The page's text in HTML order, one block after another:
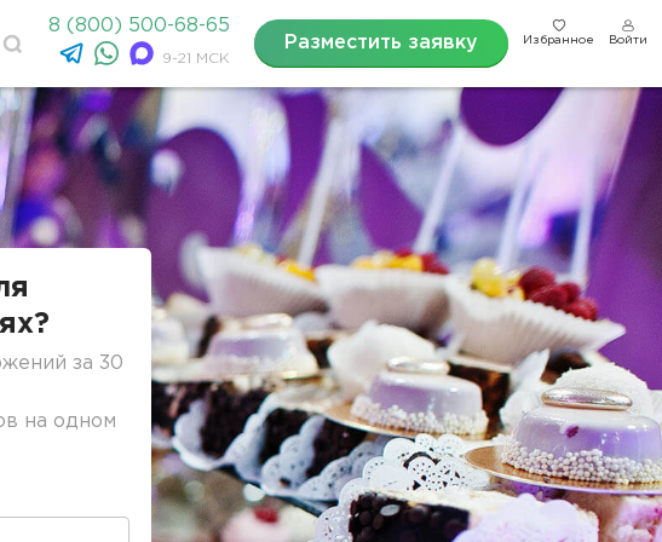
8 (800) 500-68-65
9-21 МСК
Разместить заявку Избранное Войти
за 30
на одном